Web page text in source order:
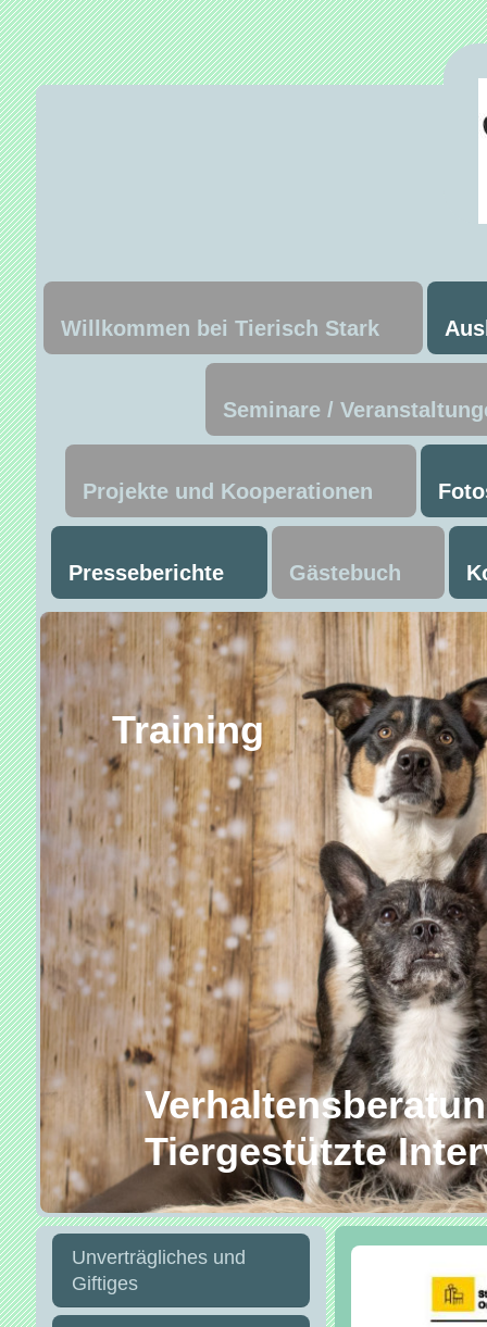
Willkommen bei Tierisch Stark
Seminare /
Projekte und Kooperationen
Presseberichte Gästebuch
Tiergestützte
Unverträgliches und
Giftiges